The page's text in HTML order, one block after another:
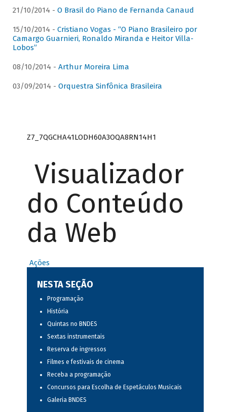
21/10/2014 - O Brasil do Piano de Fernanda Canaud
15/10/2014 - Cristiano Vogas - “O Piano Brasileiro por
Camargo Guarnieri, Ronaldo Miranda e Heitor Villa-
Lobos”
08/10/2014 - Arthur Moreira Lima
03/09/2014 - Orquestra Sinfônica Brasileira
Z7_7QGCHA41LODH60A3OQA8RN14H1
Visualizador
do Conteúdo
da Web
Ações
NESTA SEÇÃO
Programação
História
Quintas no BNDES
Sextas instrumentais
Reserva de ingressos
Filmes e festivais de cinema
Receba a programação
Concursos para Escolha de Espetáculos Musicais
Galeria BNDES